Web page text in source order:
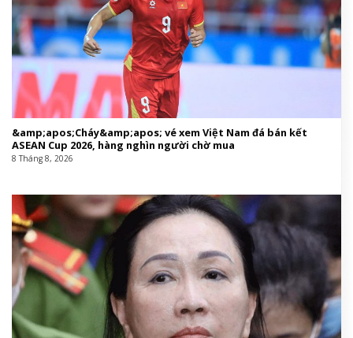
&amp;apos;Cháy&amp;apos; vé xem Việt Nam đá bán kết
ASEAN Cup 2026, hàng nghìn người chờ mua
8 Tháng 8, 2026